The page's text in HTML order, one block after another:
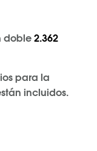
doble2.362
para la
incluidos.